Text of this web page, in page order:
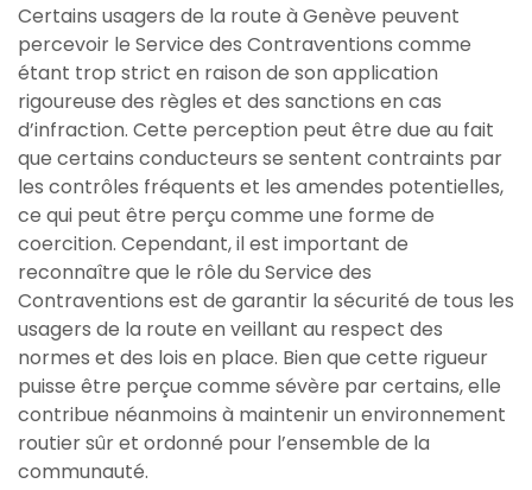
Certains usagers de la route à Genève peuvent
percevoir le Service des Contraventions comme
étant trop strict en raison de son application
rigoureuse des règles et des sanctions en cas
d’infraction. Cette perception peut être due au fait
que certains conducteurs se sentent contraints par
les contrôles fréquents et les amendes potentielles,
ce qui peut être perçu comme une forme de
coercition. Cependant, il est important de
reconnaître que le rôle du Service des
Contraventions est de garantir la sécurité de tous les
usagers de la route en veillant au respect des
normes et des lois en place. Bien que cette rigueur
puisse être perçue comme sévère par certains, elle
contribue néanmoins à maintenir un environnement
routier sûr et ordonné pour l’ensemble de la
communauté.